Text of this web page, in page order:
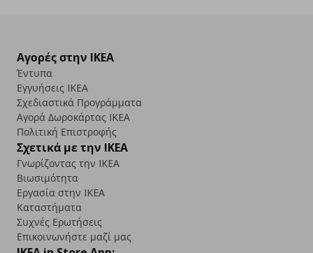
Αγορές στην IKEA
Έντυπα
Εγγυήσεις IKEA
Σχεδιαστικά Προγράμματα
Αγορά Δωρoκάρτας IKEA
Πολιτική Επιστροφής
Σχετικά με την IKEA
Γνωρίζοντας την IKEA
Βιωσιμότητα
Εργασία στην IKEA
Καταστήματα
Συχνές Ερωτήσεις
Επικοινωνήστε μαζί μας